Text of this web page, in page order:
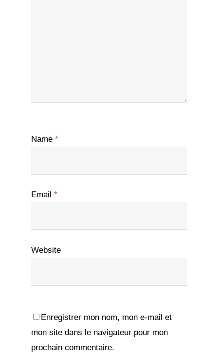
Name *
Email *
Website
Enregistrer mon nom, mon e-mail et
mon site dans le navigateur pour mon
prochain commentaire.